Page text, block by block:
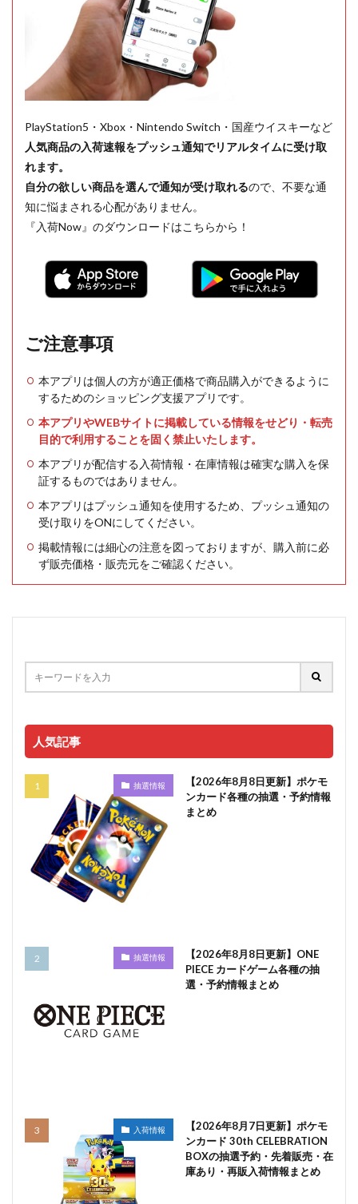
PlayStation5・Xbox・Nintendo Switch・国産ウイスキーなど
人気商品の入荷速報をプッシュ通知でリアルタイムに受け取
れます。
自分の欲しい商品を選んで通知が受け取れるので、不要な通
知に悩まされる心配がありません。
『入荷Now』のダウンロードはこちらから！
ご注意事項
本アプリは個人の方が適正価格で商品購入ができるように
するためのショッピング支援アプリです。
本アプリやWEBサイトに掲載している情報をせどり・転売
目的で利用することを固く禁止いたします。
本アプリが配信する入荷情報・在庫情報は確実な購入を保
証するものではありません。
本アプリはプッシュ通知を使用するため、プッシュ通知の
受け取りをONにしてください。
掲載情報には細心の注意を図っておりますが、購入前に必
ず販売価格・販売元をご確認ください。
人気記事
抽選情報
【2026年8月8日更新】ポケモ
ンカード各種の抽選・予約情報
まとめ
抽選情報
【2026年8月8日更新】ONE
PIECE カードゲーム各種の抽
選・予約情報まとめ
入荷情報
【2026年8月7日更新】ポケモ
ンカード 30th CELEBRATION
BOXの抽選予約・先着販売・在
庫あり・再販入荷情報まとめ